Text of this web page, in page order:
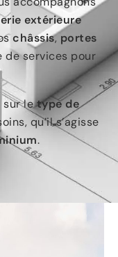
extérieure
châssis, portes
de services pour
sur letype de
qu’il s’agisse
.